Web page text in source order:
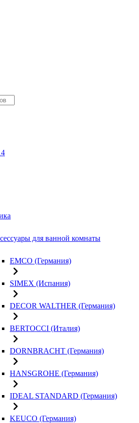
для ванной комнаты
EMCO (Германия)
SIMEX (Испания)
DECOR WALTHER (Германия)
BERTOCCI (Италия)
DORNBRACHT (Германия)
HANSGROHE (Германия)
IDEAL STANDARD (Германия)
KEUCO (Германия)